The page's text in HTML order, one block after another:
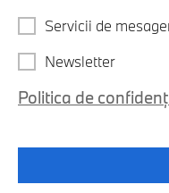
Servicii de
Newsletter
Politica de